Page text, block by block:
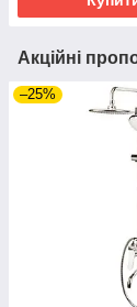
Акційні
–25%